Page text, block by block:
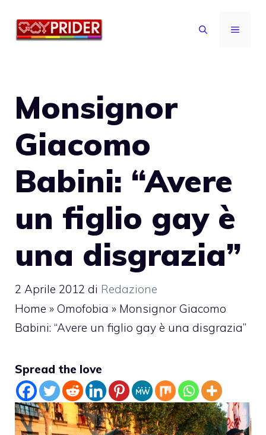
MENU
Monsignor
Giacomo
Babini: “Avere
un figlio gay è
una disgrazia”
2 Aprile 2012 di Redazione
Home » Omofobia » Monsignor Giacomo
Babini: “Avere un figlio gay è una disgrazia”
Spread the love